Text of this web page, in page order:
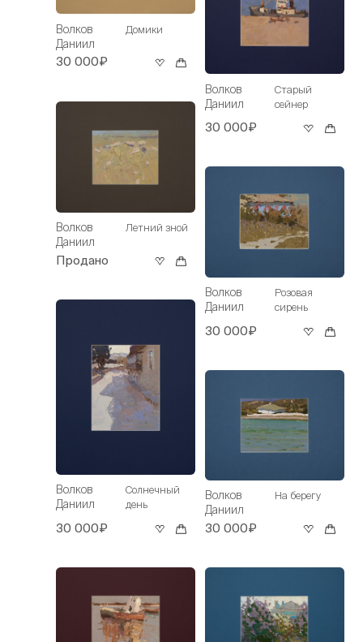
Волков
Даниил
Домики
30 000₽
Волков
Даниил
Летний зной
Продано
Волков
Даниил
Солнечный
день
30 000₽
Волков
Даниил
Старый
сейнер
30 000₽
Волков
Даниил
Розовая
сирень
30 000₽
Волков
Даниил
На берегу
30 000₽